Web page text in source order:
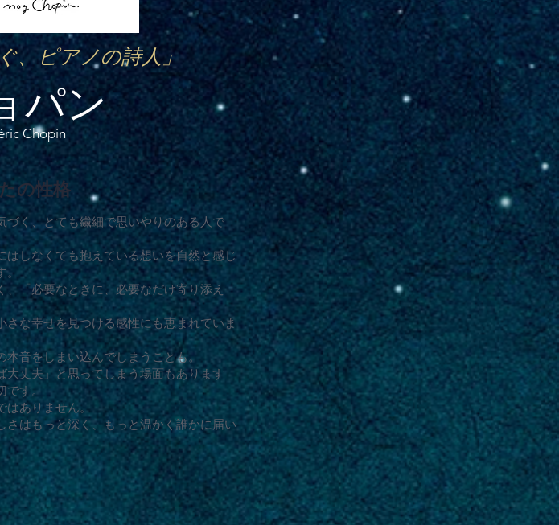
、ピアノの詩人」
パン
Chopin
の性格
づく、とても繊細で思いやりのある人で
しなくても抱えている想いを自然と感じ
「必要なときに、必要なだけ寄り添え
さな幸せを見つける感性にも恵まれていま
音をしまい込んでしまうことも。
丈夫」と思ってしまう場面もあります
す。
はありません。
はもっと深く、もっと温かく誰かに届い